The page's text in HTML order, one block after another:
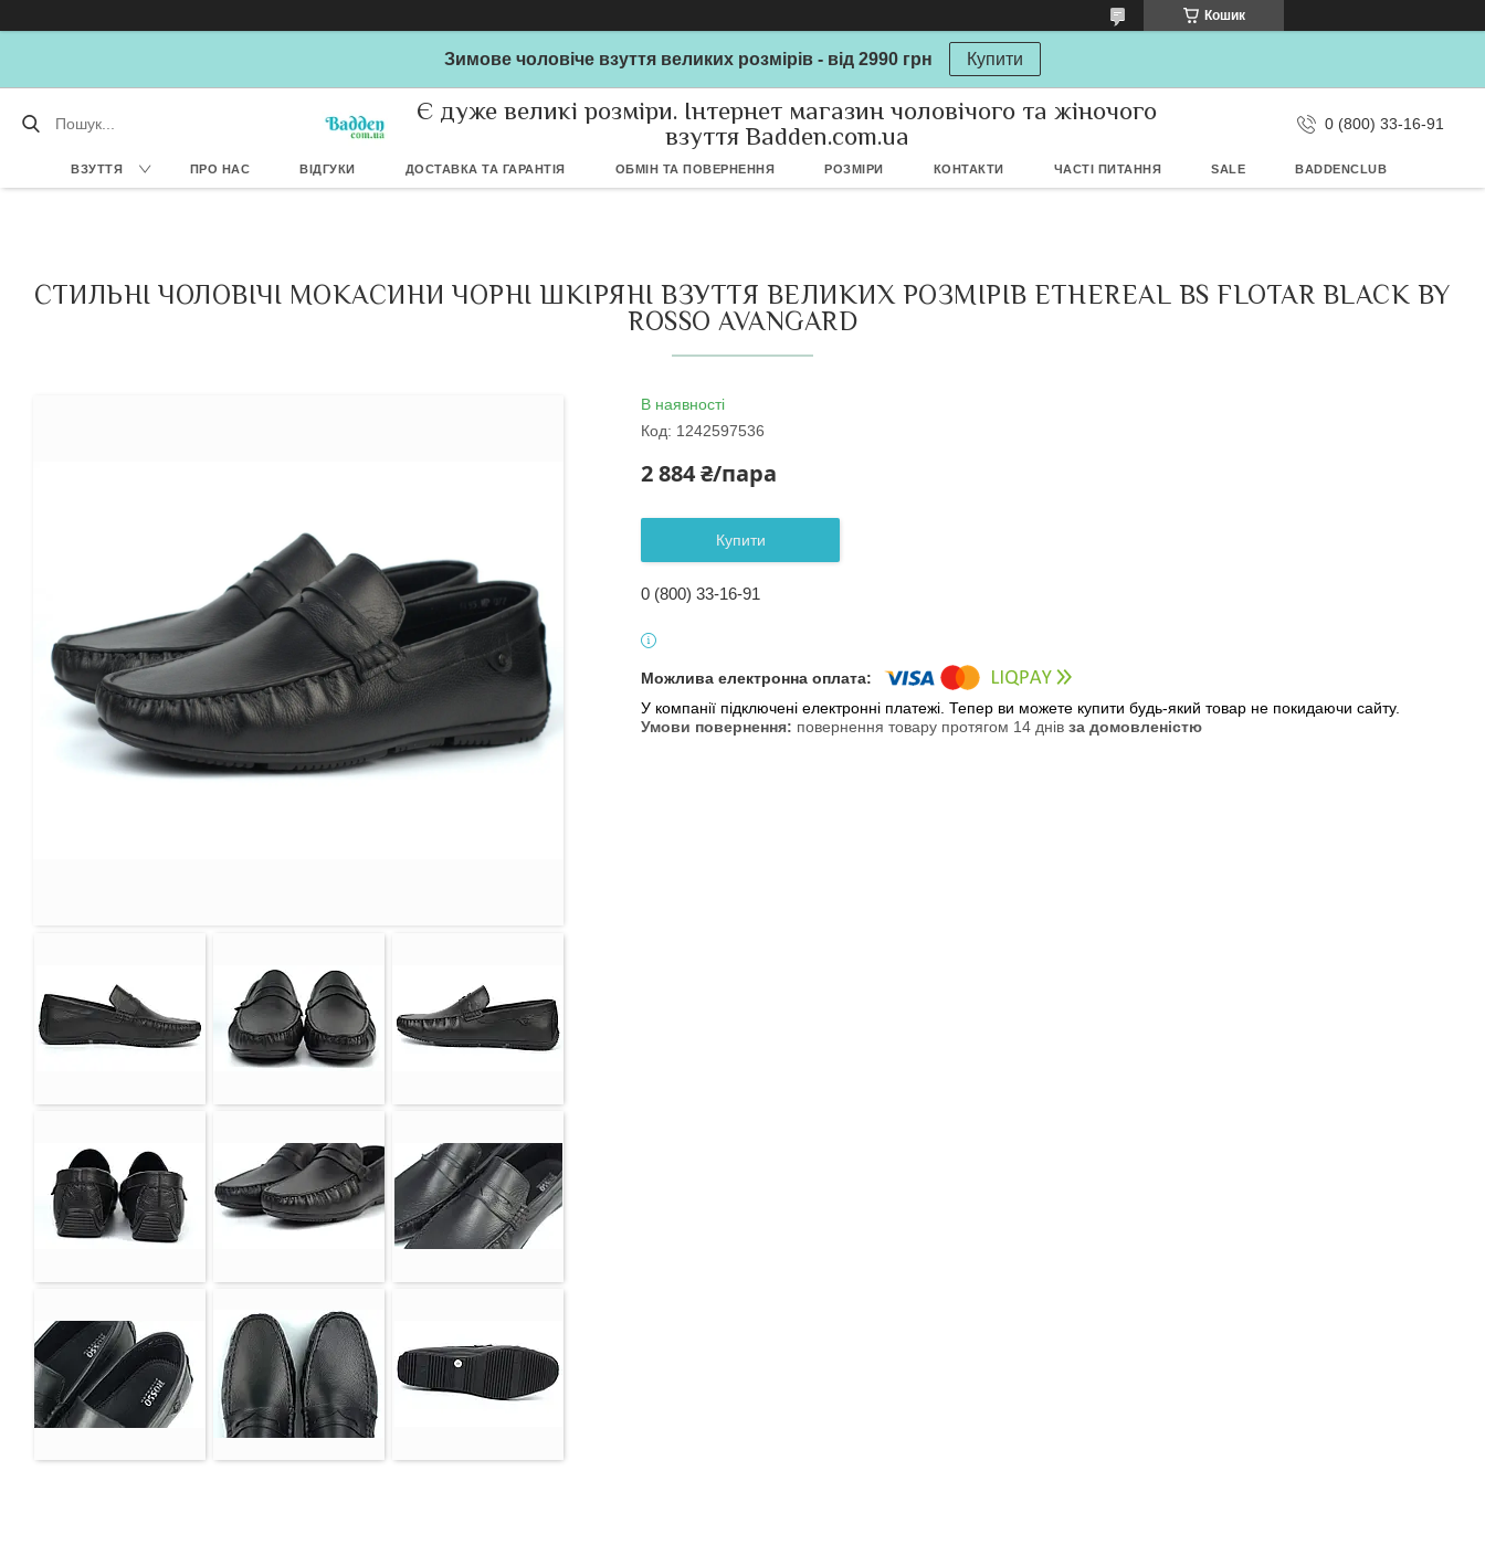
Кошик
Зимове чоловіче взуття великих розмірів - від 2990 грн Купити
Є дуже великі розміри. Інтернет магазин чоловічого та жіночого
взуття Badden.com.ua
0 (800) 33-16-91
ВЗУТТЯ ПРО НАС ВІДГУКИ ДОСТАВКА ТА ГАРАНТІЯ ОБМІН ТА ПОВЕРНЕННЯ РОЗМІРИ КОНТАКТИ ЧАСТІ ПИТАННЯ SALE BADDENCLUB
СТИЛЬНІ ЧОЛОВІЧІ МОКАСИНИ ЧОРНІ ШКІРЯНІ ВЗУТТЯ ВЕЛИКИХ РОЗМІРІВ ETHEREAL BS FLOTAR BLACK BY
ROSSO AVANGARD
В наявності
Код: 1242597536
2 884 ₴/пара
Купити
0 (800) 33-16-91
У компанії підключені електронні платежі. Тепер ви можете купити будь-який товар не покидаючи сайту.
повернення товару протягом 14 днів за домовленістю